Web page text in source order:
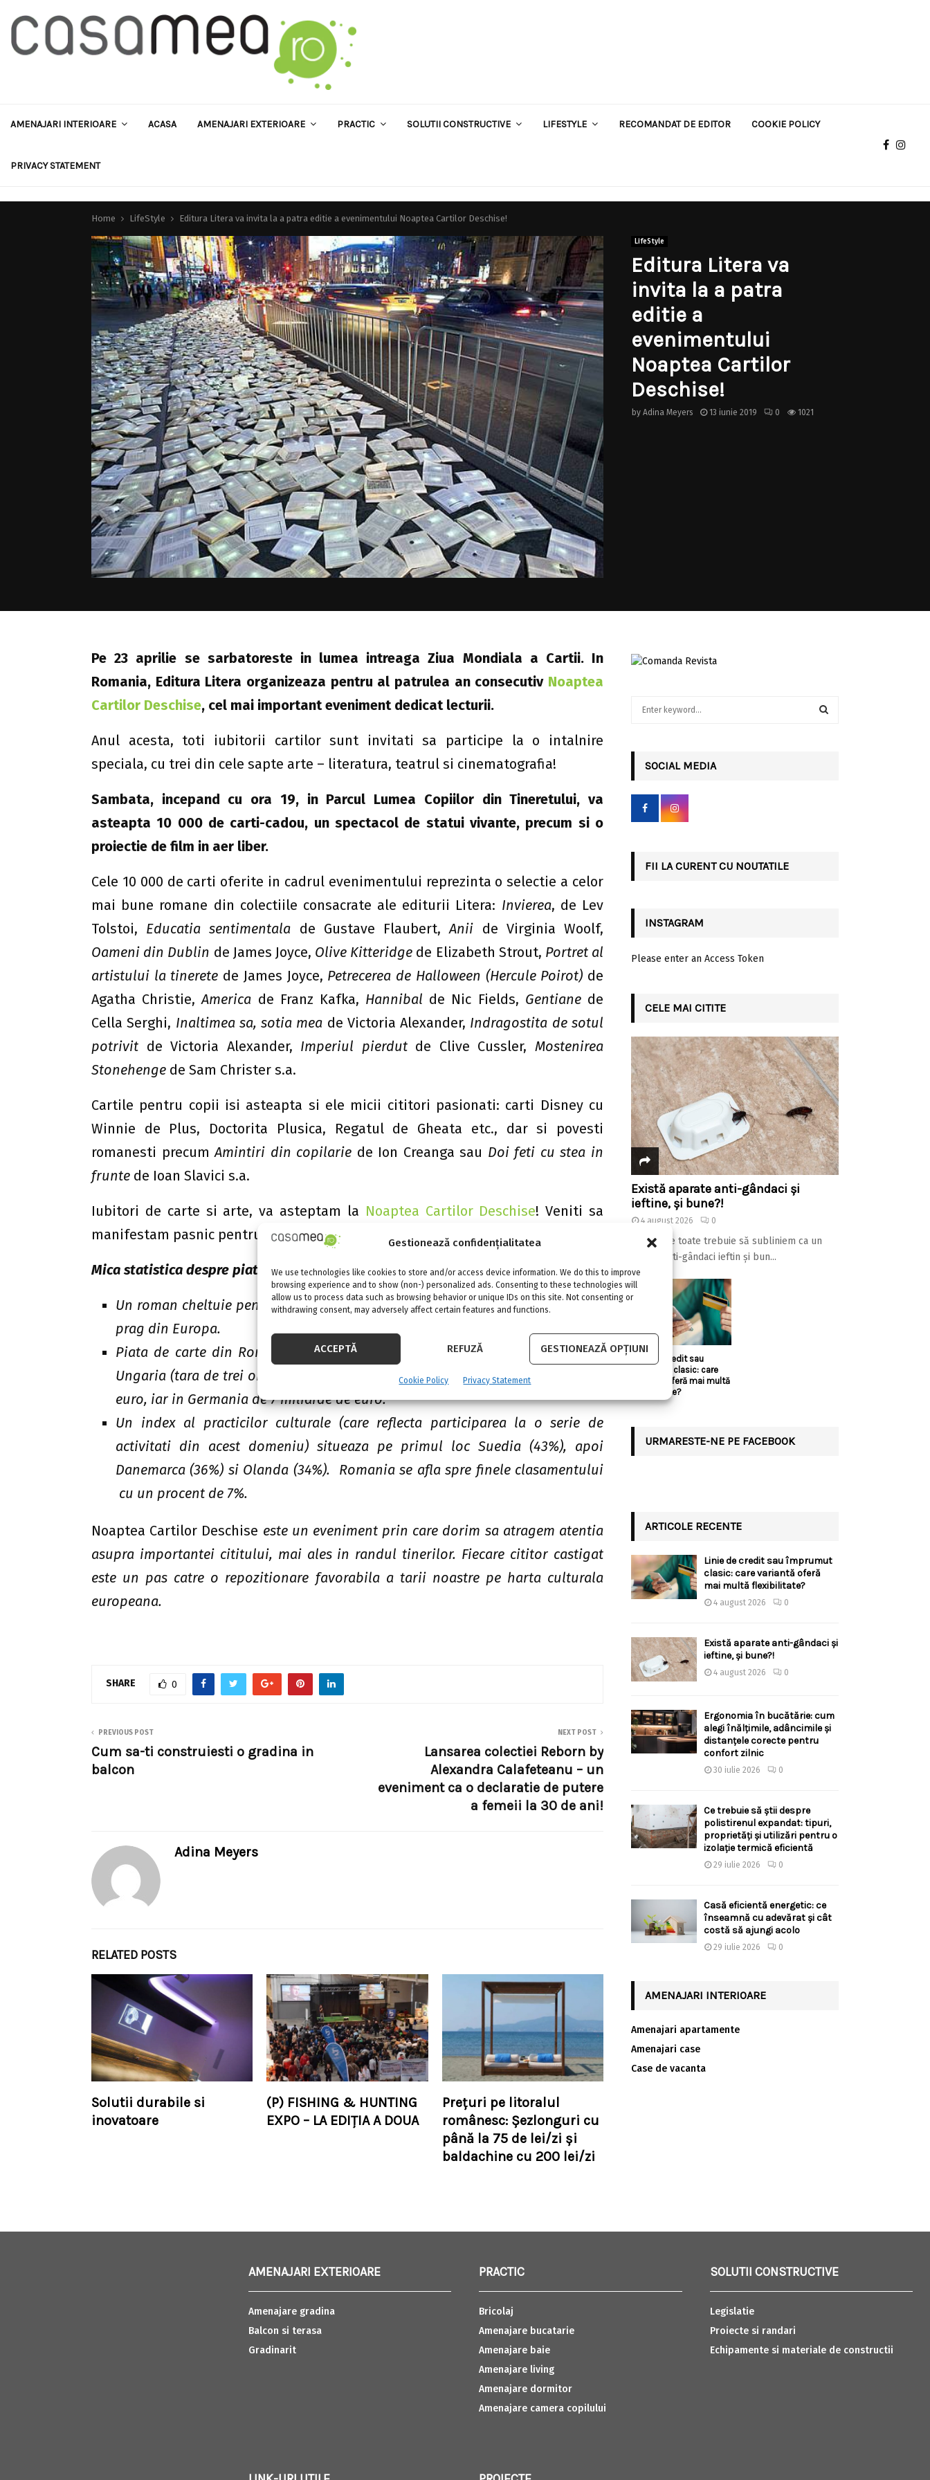
Gestionează confidențialitatea
We use technologies like cookies to store and/or access device information. We do this to improve
browsing experience and to show (non-) personalized ads. Consenting to these technologies will
allow us to process data such as browsing behavior or unique IDs on this site. Not consenting or
withdrawing consent, may adversely affect certain features and functions.
ACCEPTĂ REFUZĂ GESTIONEAZĂ OPȚIUNI
Cookie Policy Privacy Statement
AMENAJARI INTERIOARE ACASA AMENAJARI EXTERIOARE PRACTIC SOLUTII CONSTRUCTIVE LIFESTYLE RECOMANDAT DE EDITOR COOKIE POLICY
PRIVACY STATEMENT
Home LifeStyle Editura Litera va invita la a patra editie a evenimentului Noaptea Cartilor Deschise!
LifeStyle
Editura Litera va
invita la a patra
editie a
evenimentului
Noaptea Cartilor
Deschise!
by Adina Meyers 13 iunie 2019 0 1021
Pe 23 aprilie se sarbatoreste in lumea intreaga Ziua Mondiala a Cartii. In
Romania, Editura Litera organizeaza pentru al patrulea an consecutiv Noaptea
Cartilor Deschise, cel mai important eveniment dedicat lecturii.
Anul acesta, toti iubitorii cartilor sunt invitati sa participe la o intalnire
speciala, cu trei din cele sapte arte – literatura, teatrul si cinematografia!
Sambata, incepand cu ora 19, in Parcul Lumea Copiilor din Tineretului, va
asteapta 10 000 de carti-cadou, un spectacol de statui vivante, precum si o
proiectie de film in aer liber.
Cele 10 000 de carti oferite in cadrul evenimentului reprezinta o selectie a celor
mai bune romane din colectiile consacrate ale editurii Litera: Invierea, de Lev
Tolstoi, Educatia sentimentala de Gustave Flaubert,Anii de Virginia Woolf,
Oameni din Dublin de James Joyce, Olive Kitteridge de Elizabeth Strout, Portret al
artistului la tinerete de James Joyce, Petrecerea de Halloween (Hercule Poirot) de
Agatha Christie,America de Franz Kafka, Hannibal de Nic Fields, Gentianede
Cella Serghi, Inaltimea sa, sotia mea de Victoria Alexander, Indragostita de sotul
potrivit de Victoria Alexander, Imperiul pierdutde Clive Cussler,Mostenirea
Stonehenge de Sam Christer s.a.
Cartile pentru copii isi asteapta si ele micii cititori pasionati: carti Disney cu
Winnie de Plus, Doctorita Plusica, Regatul de Gheata etc., dar si povesti
romanesti precumAmintiri din copilarie de Ion Creanga sau Doi feti cu stea in
frunte de Ioan Slavici s.a.
Iubitori de carte si arte, va asteptam la Noaptea Cartilor Deschise! Veniti sa
manifestam pasnic pentru cultura, suntem din ce in ce mai multi!
Mica statistica despre piata de carte
Un roman cheltuie pentru carti mai putin de 5 euro intr-un an, cel mai scazut
prag din Europa.
Piata de carte din Romania se ridica la 60 milioane de euro, in timp ce in
Ungaria (tara de trei ori mai mica decat Romania) este de 200 de milioane de
euro, iar in Germania de 7 miliarde de euro.
Un index al practicilor culturale (care reflecta participarea la o serie de
activitati din acest domeniu) situeaza pe primul loc Suedia (43%), apoi
Danemarca (36%) si Olanda (34%). Romania se afla spre finele clasamentului
cu un procent de 7%.
Noaptea Cartilor Deschise este un eveniment prin care dorim sa atragem atentia
asupra importantei cititului, mai ales in randul tinerilor. Fiecare cititor castigat
este un pas catre o repozitionare favorabila a tarii noastre pe harta culturala
europeana.
SHARE 0
PREVIOUS POST
Cum sa-ti construiesti o gradina in
balcon
NEXT POST
Lansarea colectiei Reborn by
Alexandra Calafeteanu – un
eveniment ca o declaratie de putere
a femeii la 30 de ani!
Adina Meyers
RELATED POSTS
Solutii durabile si
inovatoare
(P) FISHING & HUNTING
EXPO – LA EDIȚIA A DOUA
Prețuri pe litoralul
românesc: Șezlonguri cu
până la 75 de lei/zi și
baldachine cu 200 lei/zi
r
SOCIAL MEDIA
FII LA CURENT CU NOUTATILE
INSTAGRAM
Please enter an Access Token
CELE MAI CITITE
Există aparate anti-gândaci și
ieftine, și bune?!
4 august 2026 0
Înainte de toate trebuie să subliniem ca un
aparat anti-gândaci ieftin și bun...
Linie de credit sau
împrumut clasic: care
variantă oferă mai multă
flexibilitate?
URMARESTE-NE PE FACEBOOK
ARTICOLE RECENTE
Linie de credit sau împrumut
clasic: care variantă oferă
mai multă flexibilitate?
4 august 2026 0
Există aparate anti-gândaci și
ieftine, și bune?!
4 august 2026 0
Ergonomia în bucătărie: cum
alegi înălțimile, adâncimile și
distanțele corecte pentru
confort zilnic
30 iulie 2026 0
Ce trebuie să știi despre
polistirenul expandat: tipuri,
proprietăți și utilizări pentru o
izolație termică eficientă
29 iulie 2026 0
Casă eficientă energetic: ce
înseamnă cu adevărat și cât
costă să ajungi acolo
29 iulie 2026 0
AMENAJARI INTERIOARE
Amenajari apartamente
Amenajari case
Case de vacanta
AMENAJARI EXTERIOARE
Amenajare gradina
Balcon si terasa
Gradinarit
PRACTIC
Bricolaj
Amenajare bucatarie
Amenajare baie
Amenajare living
Amenajare dormitor
Amenajare camera copilului
SOLUTII CONSTRUCTIVE
Legislatie
Proiecte si randari
Echipamente si materiale de constructii